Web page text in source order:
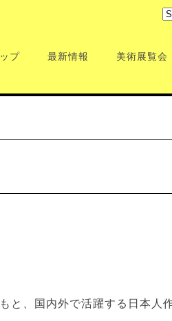
プ 最新情報 美術展覧会
、国内外で活躍する日本人